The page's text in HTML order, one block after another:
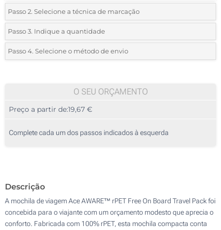
Passo 2. Selecione a técnica de marcação
*Selecione o tipo de marcação e as cores do logotipo:
1 Cor (Na frente)
Sem impressão
Passo 3. Indique a quantidade
*Quantidade mínima:5
10
25
Outra :
Passo 4. Selecione o método de envio
O SEU ORÇAMENTO
Preço a partir de:19,67 €
Complete cada um dos passos indicados à esquerda
Descrição
A mochila de viagem Ace AWARE™ rPET Free On Board Travel Pack foi
concebida para o viajante com um orçamento modesto que aprecia o
conforto. Fabricada com 100% rPET, esta mochila compacta conta